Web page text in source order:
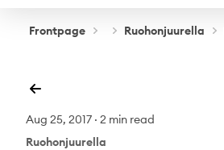
Frontpage Ruohonjuurella
Aug 25, 2017 · 2 min read
Ruohonjuurella